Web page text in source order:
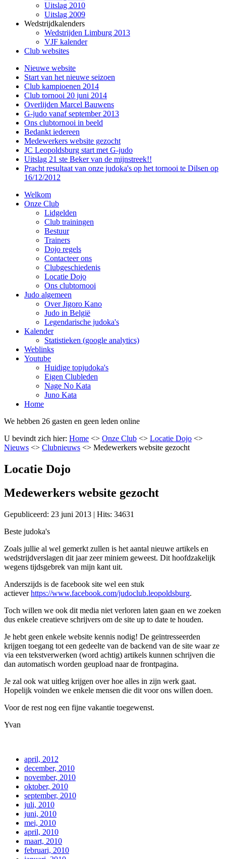
Uitslag 2010
Uitslag 2009
Wedstrijdkalenders
Wedstrijden Limburg 2013
VJF kalender
Club websites
Nieuwe website
Start van het nieuwe seizoen
Club kampioenen 2014
Club tornooi 20 juni 2014
Overlijden Marcel Bauwens
G-judo vanaf september 2013
Ons clubtornooi in beeld
Bedankt iedereen
Medewerkers website gezocht
JC Leopoldsburg start met G-judo
Uitslag 21 ste Beker van de mijnstreek!!
Pracht resultaat van onze judoka's op het tornooi te Dilsen op
16/12/2012
Welkom
Onze Club
Lidgelden
Club trainingen
Bestuur
Trainers
Dojo regels
Contacteer ons
Clubgeschiedenis
Locatie Dojo
Ons clubtornooi
Judo algemeen
Over Jigoro Kano
Judo in België
Legendarische judoka's
Kalender
Statistieken (google analytics)
Weblinks
Youtube
Huidige topjudoka's
Eigen Clubleden
Nage No Kata
Juno Kata
Home
We hebben 26 gasten en geen leden online
U bevindt zich hier: Home <> Onze Club <> Locatie Dojo <>
Nieuws <> Clubnieuws <> Medewerkers website gezocht
Locatie Dojo
Medewerkers website gezocht
Gepubliceerd: 23 juni 2013 | Hits: 34631
Beste judoka's
Zoals jullie al wel gemerkt zullen is het aantal nieuwe artikels en
wedstrijdverslagen dit jaar zeer miniem geweest. Dit hoofdzakelijk
wegens tijdsgebrek van mijn kant uit.
Anderszijds is de facebook site wel een stuk
actieverhttps://www.facebook.com/judoclub.leopoldsburg.
Toch willen we ook dit media niet verloren laten gaan en we zoeken
dus enkele creatieve schrijvers om de site up to date te houden.
Je hebt geen enkele website kennis nodig! De geïntresseerden
krijgen toegang tot een gedeelte van de backend van de site waar ze
via een tekstverwerken (word achtig) artikels kunnen schrijven die
dan automatisch worden geupload naar de frontpagina.
Je zal ook wat uitleg krijgen over hoe alles in zijn werk gaat.
Hopelijk voinden we enkele mensen die dit voor ons willen doen.
Voor de rest nog een fijne vakantie toegewenst.
Yvan
april, 2012
december, 2010
november, 2010
oktober, 2010
september, 2010
juli, 2010
juni, 2010
mei, 2010
april, 2010
maart, 2010
februari, 2010